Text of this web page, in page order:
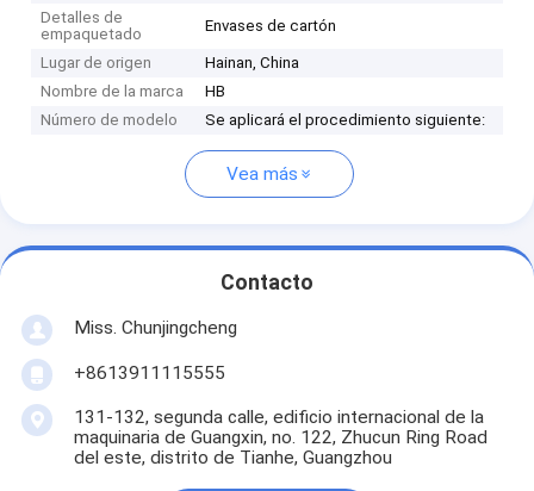
Detalles de
empaquetado
Envases de cartón
Lugar de origen
Hainan, China
Nombre de la marca
HB
Número de modelo
Se aplicará el procedimiento siguiente:
Vea más
Contacto
Miss. Chunjingcheng
+8613911115555
131-132, segunda calle, edificio internacional de la
maquinaria de Guangxin, no. 122, Zhucun Ring Road
del este, distrito de Tianhe, Guangzhou